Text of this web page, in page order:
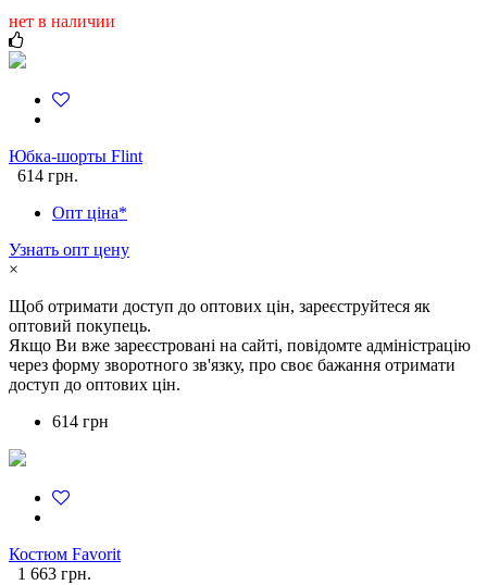
нет в наличии
Юбка-шорты Flint
614 грн.
Опт ціна*
Узнать опт цену
×
Щоб отримати доступ до оптових цін, зареєструйтеся як
оптовий покупець.
Якщо Ви вже зареєстровані на сайті, повідомте адміністрацію
через форму зворотного зв'язку, про своє бажання отримати
доступ до оптових цін.
614 грн
Костюм Favorit
1 663 грн.